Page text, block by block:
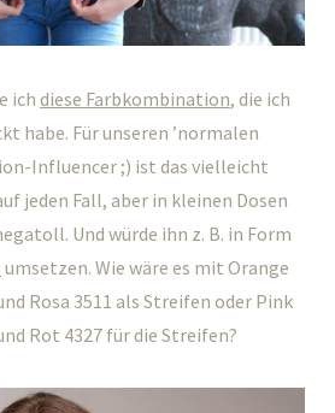
ich diese Farbkombination, die ich
habe. Für unseren ’normalen
Influencer ;) ist das vielleicht
jeden Fall, aber in kleinen Dosen
Und würde ihn z. B. in Form
umsetzen. Wie wäre es mit Orange
Rosa 3511 als Streifen oder Pink
Rot 4327 für die Streifen?